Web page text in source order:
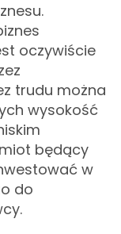
oczywiście
trudu można
wysokość
będący
w
do